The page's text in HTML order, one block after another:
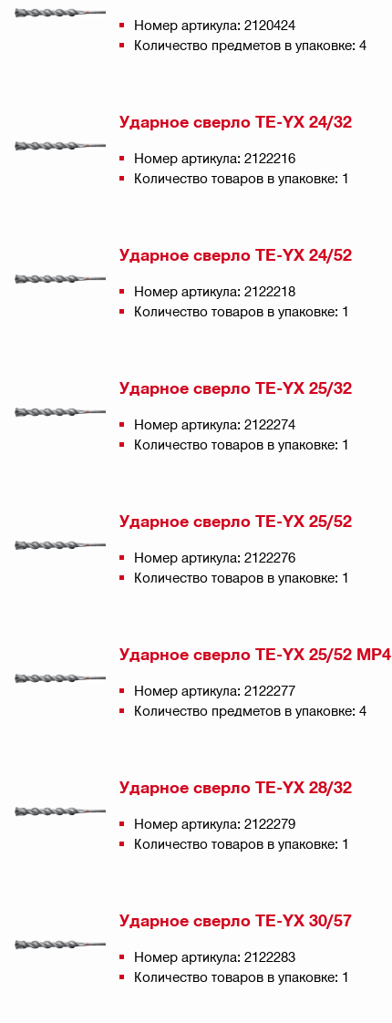
Номер артикула: 2120424
Количество предметов в упаковке: 4
Ударное сверло TE-YX 24/32
Номер артикула: 2122216
Количество товаров в упаковке: 1
Ударное сверло TE-YX 24/52
Номер артикула: 2122218
Количество товаров в упаковке: 1
Ударное сверло TE-YX 25/32
Номер артикула: 2122274
Количество товаров в упаковке: 1
Ударное сверло TE-YX 25/52
Номер артикула: 2122276
Количество товаров в упаковке: 1
Ударное сверло TE-YX 25/52 MP4
Номер артикула: 2122277
Количество предметов в упаковке: 4
Ударное сверло TE-YX 28/32
Номер артикула: 2122279
Количество товаров в упаковке: 1
Ударное сверло TE-YX 30/57
Номер артикула: 2122283
Количество товаров в упаковке: 1